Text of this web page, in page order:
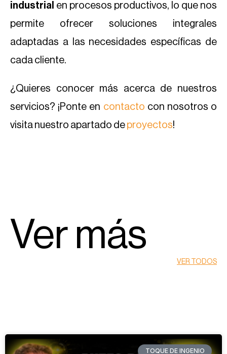
industrial en procesos productivos, lo que nos
permite ofrecer soluciones integrales
adaptadas a las necesidades específicas de
cada cliente.
¿Quieres conocer más acerca de nuestros
servicios? ¡Ponte en contacto con nosotros o
visita nuestro apartado de proyectos!
Ver más
VER TODOS
TOQUE DE INGENIO